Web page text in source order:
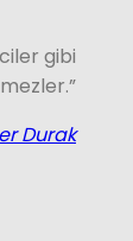
gibi
Durak